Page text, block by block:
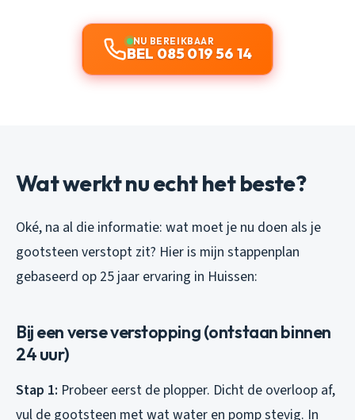
NU BEREIKBAAR
BEL 085 019 56 14
Wat werkt nu echt het beste?
Oké, na al die informatie: wat moet je nu doen als je
gootsteen verstopt zit? Hier is mijn stappenplan
gebaseerd op 25 jaar ervaring in Huissen:
Bij een verse verstopping (ontstaan binnen
24 uur)
Stap 1: Probeer eerst de plopper. Dicht de overloop af,
vul de gootsteen met wat water en pomp stevig. In